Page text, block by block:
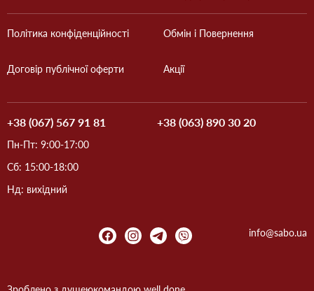
Політика конфіденційності
Договір публічної оферти
Обмін і Повернення
Акції
+38 (067) 567 91 81 +38 (063) 890 30 20
Пн-Пт: 9:00-17:00
Сб: 15:00-18:00
Нд: вихідний
info@sabo.ua